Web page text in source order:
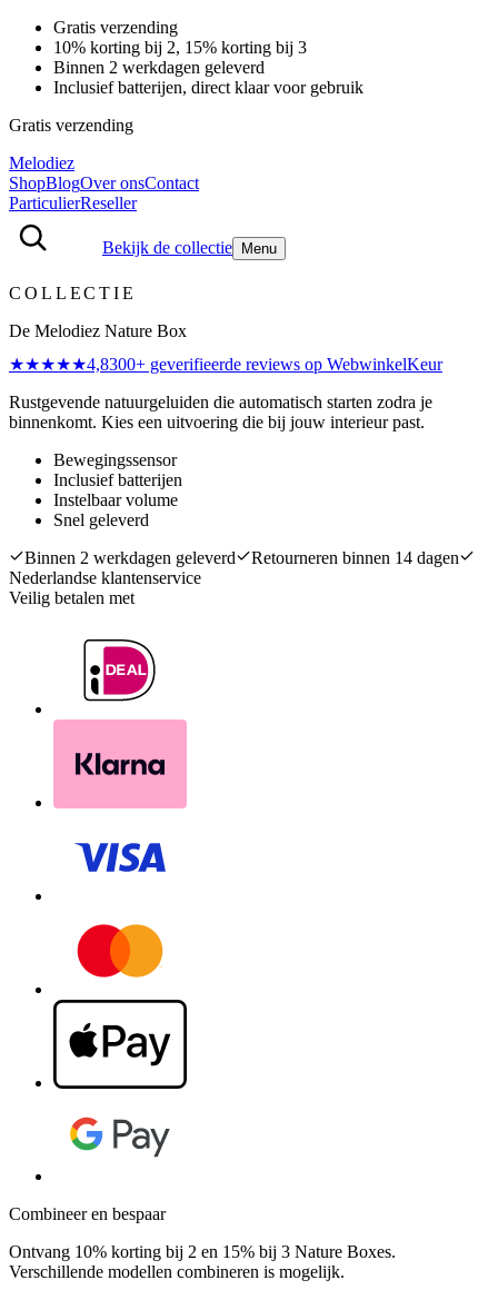
Gratis verzending
10% korting bij 2, 15% korting bij 3
Binnen 2 werkdagen geleverd
Inclusief batterijen, direct klaar voor gebruik
Gratis verzending
Melodiez
ShopBlogOver onsContact
ParticulierReseller
Bekijk de collectie Menu
COLLECTIE
De Melodiez Nature Box
★★★★★4,8300+ geverifieerde reviews op WebwinkelKeur
Rustgevende natuurgeluiden die automatisch starten zodra je
binnenkomt. Kies een uitvoering die bij jouw interieur past.
Bewegingssensor
Inclusief batterijen
Instelbaar volume
Snel geleverd
Binnen 2 werkdagen geleverd
Retourneren binnen 14 dagen
Nederlandse klantenservice
Veilig betalen met
Combineer en bespaar
Ontvang 10% korting bij 2 en 15% bij 3 Nature Boxes.
Verschillende modellen combineren is mogelijk.